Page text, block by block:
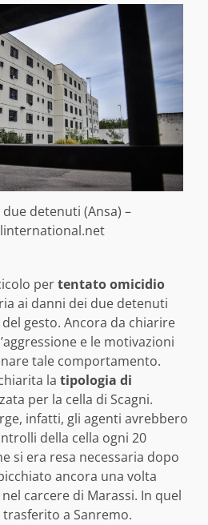
detenuti (Ansa) –
pertentato omicidio
ai danni dei due detenuti
gesto. Ancora da chiarire
e le motivazioni
tale comportamento.
la tipologia di
per la cella di Scagni.
infatti, gli agenti avrebbero
della cella ogni 20
si era resa necessaria dopo
ancora una volta
carcere di Marassi. In quel
trasferito a Sanremo.